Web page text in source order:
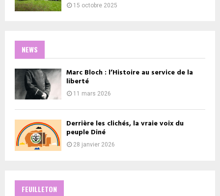
15 octobre 2025
NEWS
Marc Bloch : l’Histoire au service de la
liberté
11 mars 2026
Derrière les clichés, la vraie voix du
peuple Diné
28 janvier 2026
FEUILLETON